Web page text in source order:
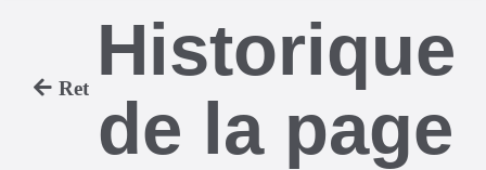
RetourHistorique
de la page